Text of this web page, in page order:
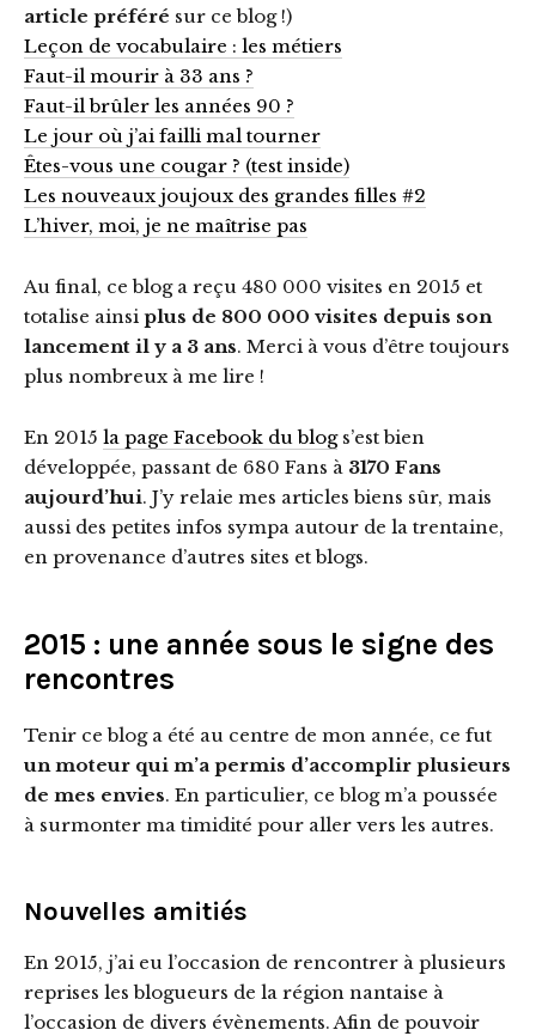
article préféré sur ce blog !)
Leçon de vocabulaire : les métiers
Faut-il mourir à 33 ans ?
Faut-il brûler les années 90 ?
Le jour où j’ai failli mal tourner
Êtes-vous une cougar ? (test inside)
Les nouveaux joujoux des grandes filles #2
L’hiver, moi, je ne maîtrise pas
Au final, ce blog a reçu 480 000 visites en 2015 et
totalise ainsi plus de 800 000 visites depuis son
lancement il y a 3 ans. Merci à vous d’être toujours
plus nombreux à me lire !
En 2015 la page Facebook du blogs’est bien
développée, passant de 680 Fans à 3170 Fans
aujourd’hui. J’y relaie mes articles biens sûr, mais
aussi des petites infos sympa autour de la trentaine,
en provenance d’autres sites et blogs.
2015 : une année sous le signe des
rencontres
Tenir ce blog a été au centre de mon année, ce fut
un moteur qui m’a permis d’accomplir plusieurs
de mes envies. En particulier, ce blog m’a poussée
à surmonter ma timidité pour aller vers les autres.
Nouvelles amitiés
En 2015, j’ai eu l’occasion de rencontrer à plusieurs
reprises les blogueurs de la région nantaise à
l’occasion de divers évènements. Afin de pouvoir